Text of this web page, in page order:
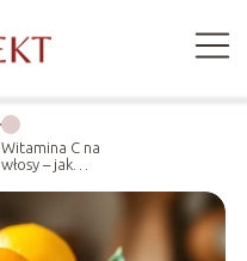
Witamina C na
włosy – jak